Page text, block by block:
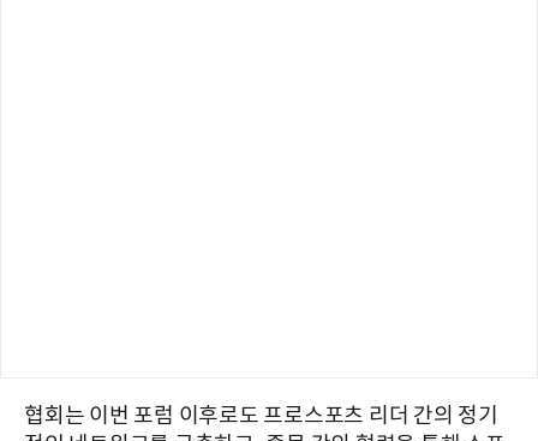
협회는 이번 포럼 이후로도 프로스포츠 리더 간의 정기